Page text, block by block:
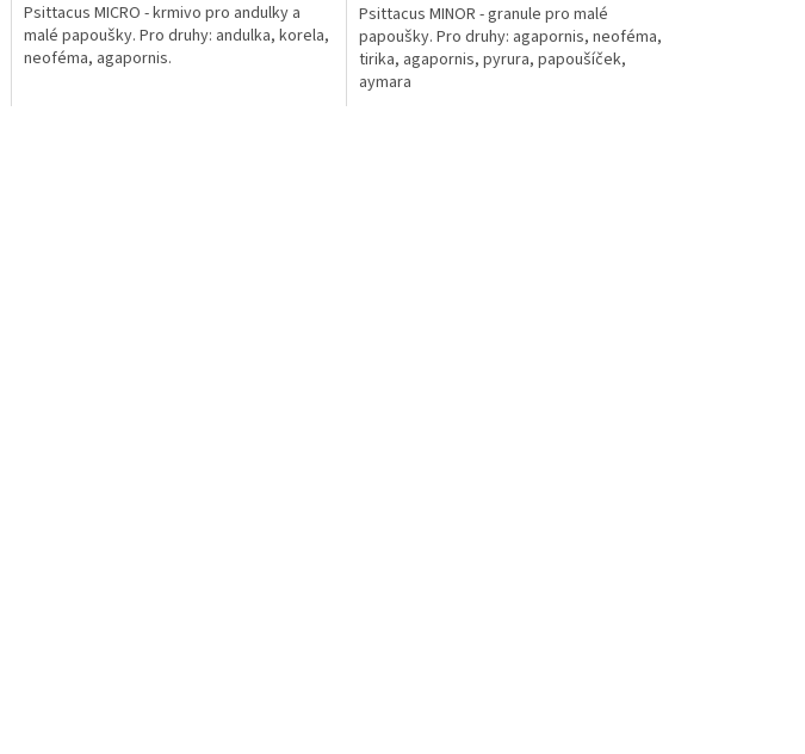
Psittacus MICRO - krmivo pro andulky a
malé papoušky. Pro druhy: andulka, korela,
neoféma, agapornis.
Psittacus MINOR - granule pro malé
papoušky. Pro druhy: agapornis, neoféma,
tirika, agapornis, pyrura, papoušíček,
aymara